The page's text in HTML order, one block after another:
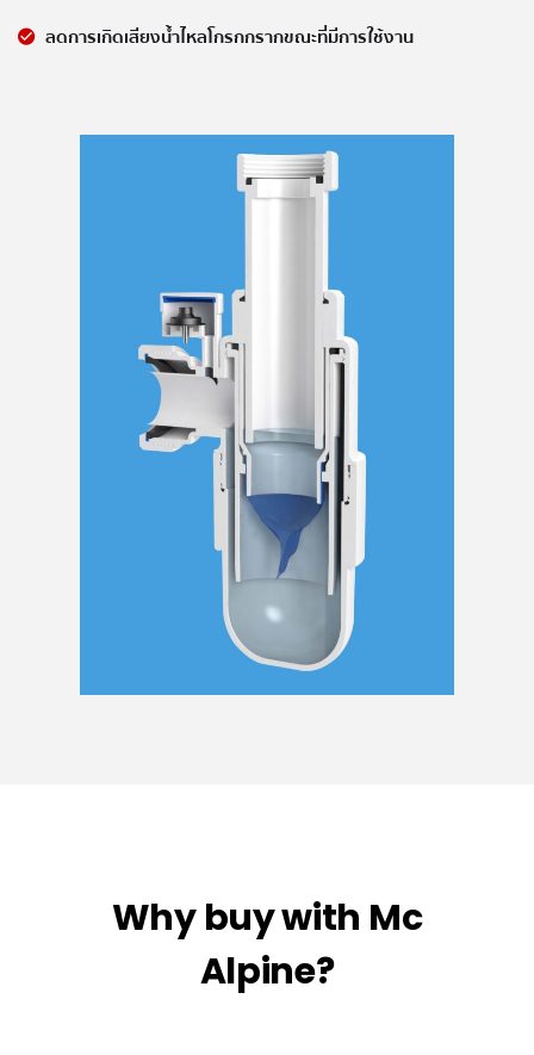
ลดการเกิดเสียงน้ำไหลโกรกกรากขณะที่มีการใช้งาน
Why buy with Mc
Alpine?